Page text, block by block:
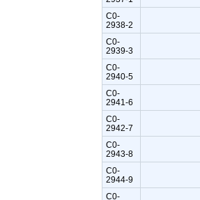
C0-
2938-2
C0-
2939-3
C0-
2940-5
C0-
2941-6
C0-
2942-7
C0-
2943-8
C0-
2944-9
C0-